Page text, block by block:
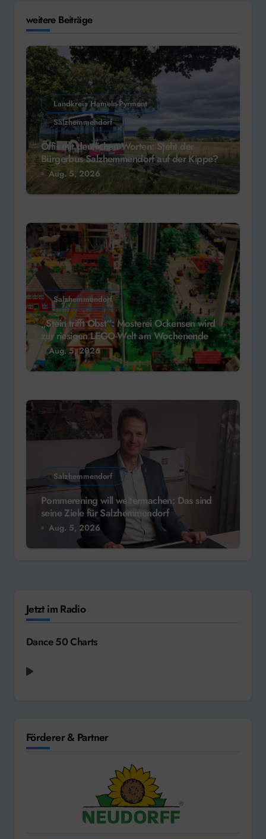
weitere Beiträge
Landkreis Hameln-Pyrmont
Salzhemmendorf
Öffis mit deutlichen Worten: Steht der
Bürgerbus Salzhemmendorf auf der Kippe?
Aug. 5, 2026
Salzhemmendorf
„Stein trifft Obst“: Mosterei Ockensen wird
zur riesigen LEGO-Welt am Wochenende
Aug. 5, 2026
Salzhemmendorf
Pommerening will weitermachen: Das sind
seine Ziele für Salzhemmendorf
Aug. 5, 2026
Jetzt im Radio
Dance 50 Charts
Förderer & Partner